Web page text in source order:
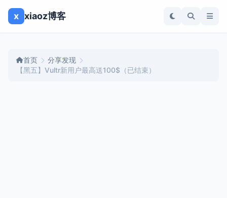
x xiaoz博客
首页
分享发现
【黑五】Vultr新用户最高送100$（已结束）